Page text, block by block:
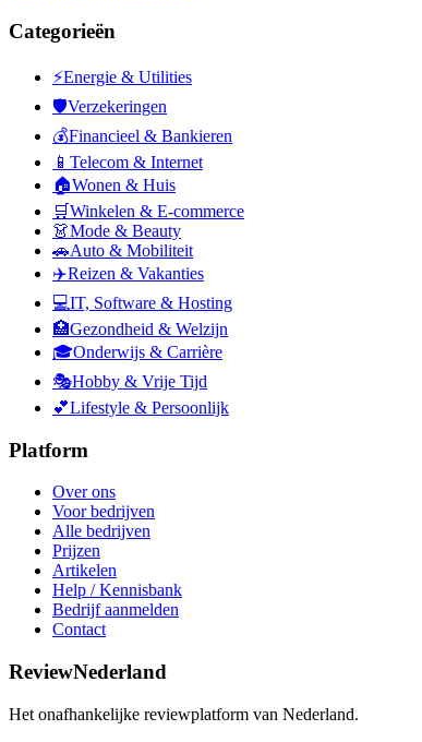
Categorieën
⚡Energie & Utilities
🛡️Verzekeringen
💰Financieel & Bankieren
📱 Telecom & Internet
🏠Wonen & Huis
🛒Winkelen & E-commerce
👗Mode & Beauty
🚗Auto & Mobiliteit
✈️Reizen & Vakanties
💻IT, Software & Hosting
🏥Gezondheid & Welzijn
🎓Onderwijs & Carrière
🎭Hobby & Vrije Tijd
💕Lifestyle & Persoonlijk
Platform
Over ons
Voor bedrijven
Alle bedrijven
Prijzen
Artikelen
Help / Kennisbank
Bedrijf aanmelden
Contact
ReviewNederland
Het onafhankelijke reviewplatform van Nederland.